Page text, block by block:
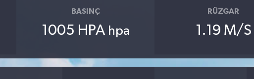
BASINÇ
1005 HPA hpa
RÜZGAR
1.19 M/S